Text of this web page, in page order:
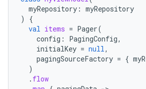
myRepository : myRepository
)
{
val items = Pager(
config : PagingConfig,
initialKey = null,
pagingSourceFactory = {
)
. flow